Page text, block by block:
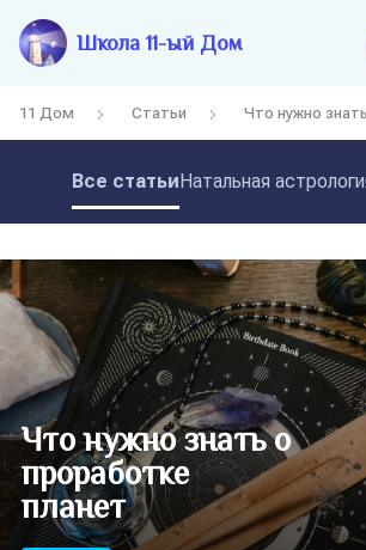
Школа 11-ый Дом
11 Дом Статьи Что нужно
Все статьиНатальная
Что нужно знать о
проработке
планет